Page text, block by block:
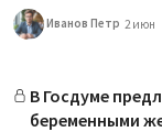
Иванов Петр 2 июн
В Госдуме
беременными